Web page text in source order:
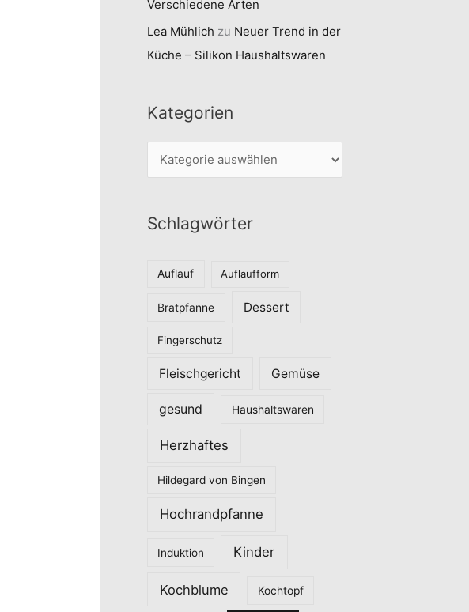
Verschiedene Arten
Lea Mühlich zu Neuer Trend in der
Küche – Silikon Haushaltswaren
Kategorien
a
e
Schlagwörter
Auflauf Auflaufform
Bratpfanne Dessert
Fingerschutz
Fleischgericht Gemüse
gesund Haushaltswaren
Herzhaftes
Hildegard von Bingen
Hochrandpfanne
Induktion Kinder
Kochblume Kochtopf